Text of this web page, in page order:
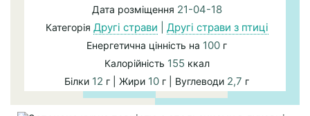
Дата розміщення 21-04-18
Категорія Другі страви Другі страви з птиці
Енергетична цінність на 100 г
Калорійність 155 ккал
Білки 12 г | Жири 10 г | Вуглеводи 2,7 г